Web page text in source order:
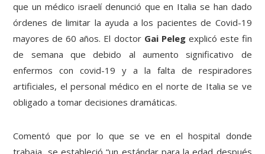
que un médico israelí denunció que en Italia se han dado
órdenes de limitar la ayuda a los pacientes de Covid-19
mayores de 60 años. El doctor Gai Pelegexplicó este fin
de semana que debido al aumento significativo de
enfermos con covid-19 y a la falta de respiradores
artificiales, el personal médico en el norte de Italia se ve
obligado a tomar decisiones dramáticas.
Comentó que por lo que se ve en el hospital donde